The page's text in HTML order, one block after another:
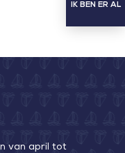
IK BEN ER AL
van april tot